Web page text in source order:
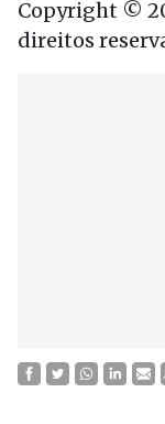
Copyright ©
direitos